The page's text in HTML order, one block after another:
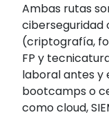
Ambas rutas
ciberseguridad
(criptografía,
FP y
laboral antes y
bootcamps o
como cloud,